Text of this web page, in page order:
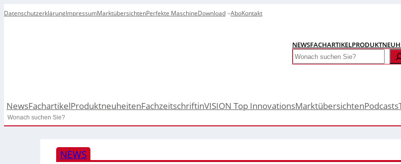
DatenschutzerklärungImpressumMarktübersichtenPerfekte MaschineDownload AboKontakt
NEWSFACHARTIKEL
Search
NewsFachartikelProduktneuheitenFachzeitschriftinVISION Top InnovationsMarktübersichtenPodcasts
Search
NEWS